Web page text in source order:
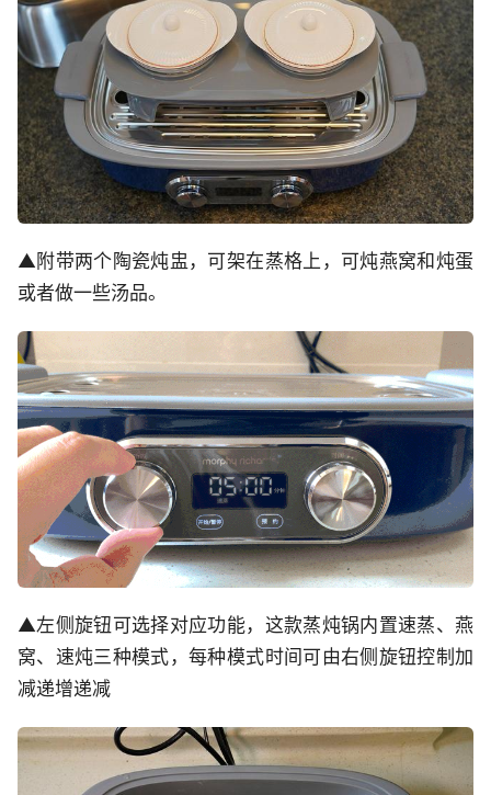
▲附带两个陶瓷炖盅，可架在蒸格上，可炖燕窝和炖蛋
或者做一些汤品。
▲左侧旋钮可选择对应功能，这款蒸炖锅内置速蒸、燕
窝、速炖三种模式，每种模式时间可由右侧旋钮控制加
减递增递减